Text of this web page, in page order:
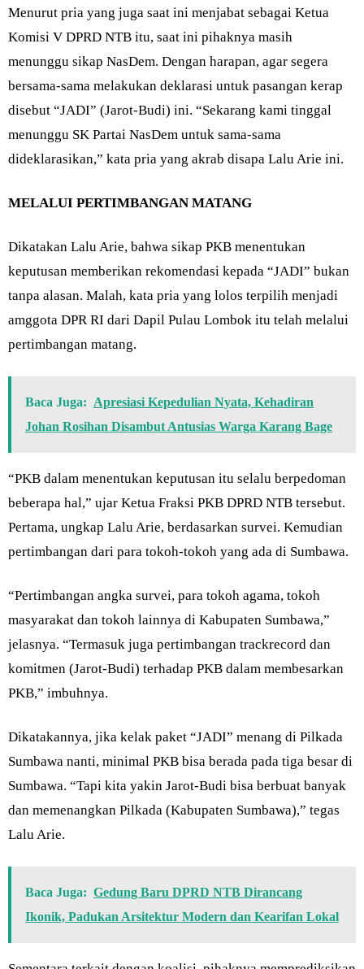
Menurut pria yang juga saat ini menjabat sebagai Ketua
Komisi V DPRD NTB itu, saat ini pihaknya masih
menunggu sikap NasDem. Dengan harapan, agar segera
bersama-sama melakukan deklarasi untuk pasangan kerap
disebut “JADI” (Jarot-Budi) ini. “Sekarang kami tinggal
menunggu SK Partai NasDem untuk sama-sama
dideklarasikan,” kata pria yang akrab disapa Lalu Arie ini.
MELALUI PERTIMBANGAN MATANG
Dikatakan Lalu Arie, bahwa sikap PKB menentukan
keputusan memberikan rekomendasi kepada “JADI” bukan
tanpa alasan. Malah, kata pria yang lolos terpilih menjadi
amggota DPR RI dari Dapil Pulau Lombok itu telah melalui
pertimbangan matang.
Baca Juga: Apresiasi Kepedulian Nyata, Kehadiran
Johan Rosihan Disambut Antusias Warga Karang Bage
“PKB dalam menentukan keputusan itu selalu berpedoman
beberapa hal,” ujar Ketua Fraksi PKB DPRD NTB tersebut.
Pertama, ungkap Lalu Arie, berdasarkan survei. Kemudian
pertimbangan dari para tokoh-tokoh yang ada di Sumbawa.
“Pertimbangan angka survei, para tokoh agama, tokoh
masyarakat dan tokoh lainnya di Kabupaten Sumbawa,”
jelasnya. “Termasuk juga pertimbangan trackrecord dan
komitmen (Jarot-Budi) terhadap PKB dalam membesarkan
PKB,” imbuhnya.
Dikatakannya, jika kelak paket “JADI” menang di Pilkada
Sumbawa nanti, minimal PKB bisa berada pada tiga besar di
Sumbawa. “Tapi kita yakin Jarot-Budi bisa berbuat banyak
dan memenangkan Pilkada (Kabupaten Sumbawa),” tegas
Lalu Arie.
Baca Juga: Gedung Baru DPRD NTB Dirancang
Ikonik, Padukan Arsitektur Modern dan Kearifan Lokal